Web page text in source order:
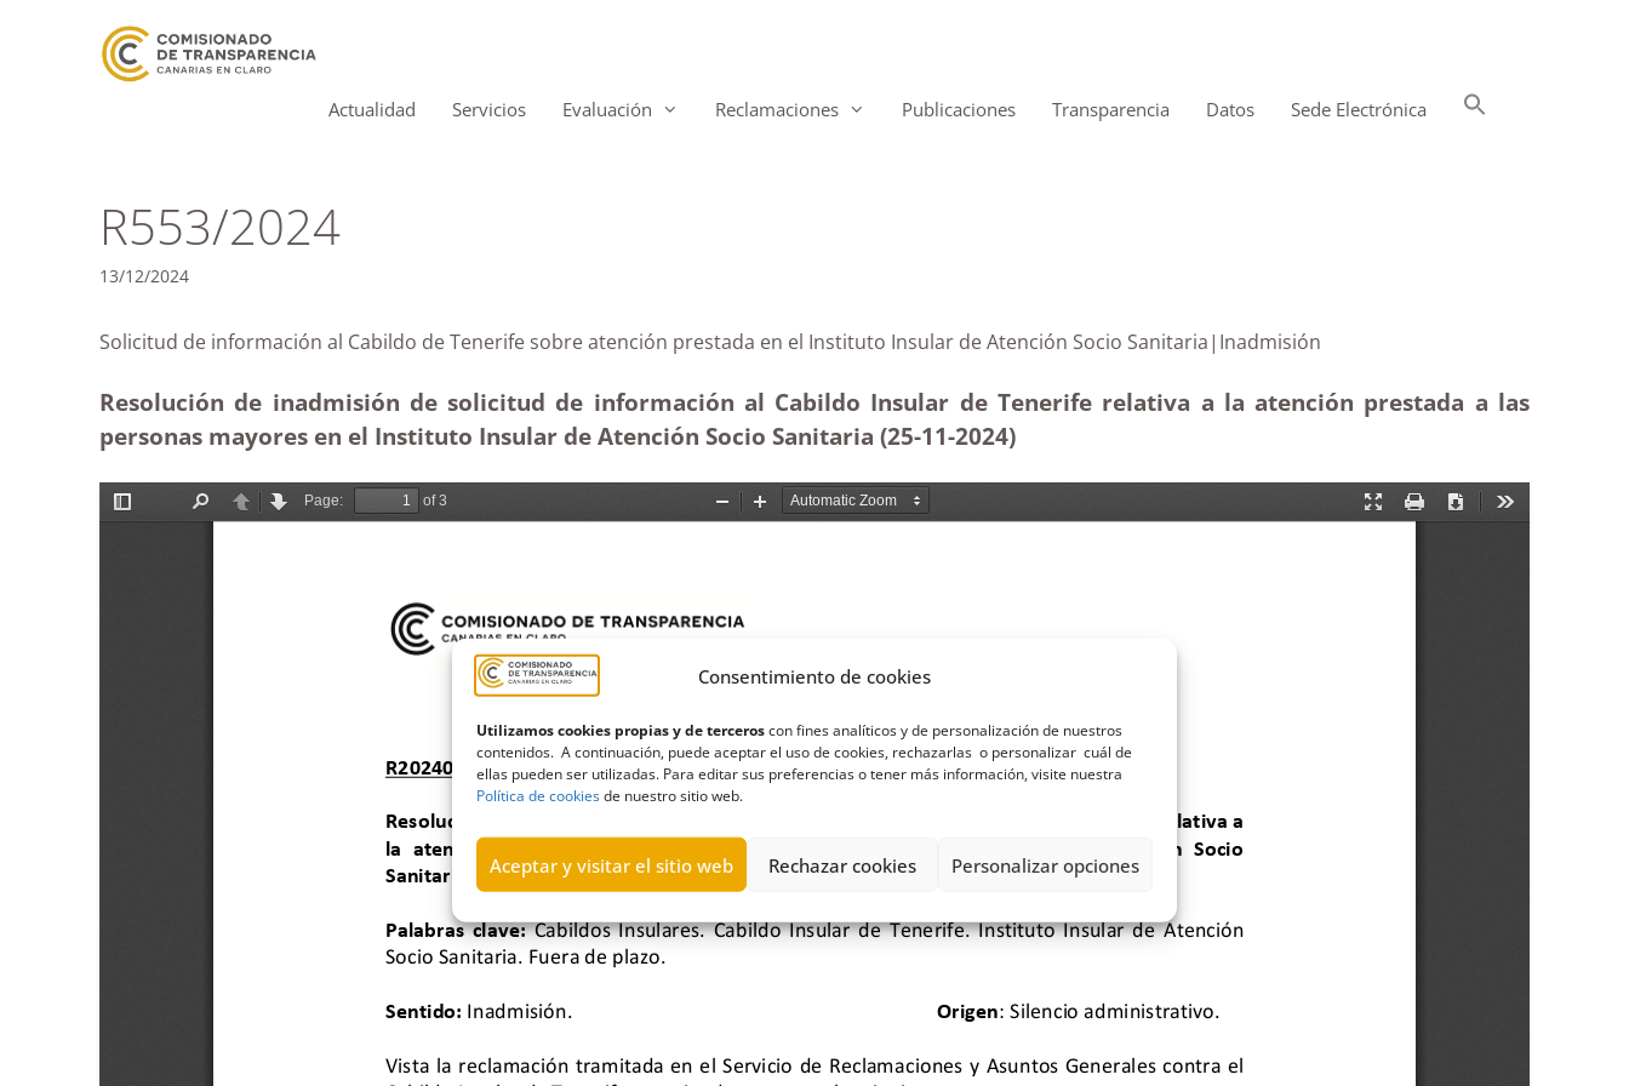
Consentimiento de cookies
Utilizamos cookies propias y de terceroscon fines analíticos y de personalización de nuestros
contenidos. A continuación, puede aceptar el uso de cookies, rechazarlas o personalizar cuál de
ellas pueden ser utilizadas. Para editar sus preferencias o tener más información, visite nuestra
Política de cookiesde nuestro sitio web.
Aceptar y visitar el sitio web Rechazar cookies Personalizar opciones
Actualidad Servicios Evaluación Reclamaciones Publicaciones Transparencia Datos Sede Electrónica
R553/2024
13/12/2024
Solicitud de información al Cabildo de Tenerife sobre atención prestada en el Instituto Insular de Atención Socio Sanitaria|Inadmisión
Resolución de inadmisión de solicitud de información al Cabildo Insular de Tenerife relativa a la atención prestada a las
personas mayores en el Instituto Insular de Atención Socio Sanitaria (25-11-2024)